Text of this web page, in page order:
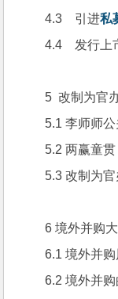
4.3    引进私
4.4    发行上
5  改制为官
5.1 李师师公
5.2 两赢童
5.3 改制为
6 境外并购
6.1 境外并
6.2 境外并